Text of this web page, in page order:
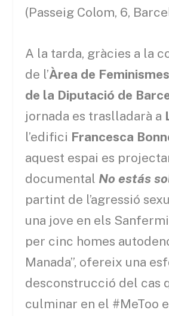
(Passeig Colom, 6,
A la tarda, gràcies a la
de l’Àrea de
de la Diputació de
jornada es traslladarà a
l’edifici Francesca
aquest espai es
documental No estás
partint de l’agressió
una jove en els
per cinc homes
Manada”, ofereix una
desconstrucció del cas
culminar en el #MeToo